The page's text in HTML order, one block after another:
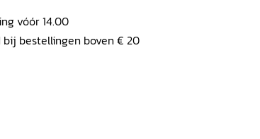
vóór 14.00
bestellingen boven € 20